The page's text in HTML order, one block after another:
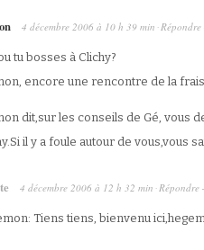
4 décembre 2006 à 10 h 39 min ·Répondre
tu bosses à Clichy?
encore une rencontre de la
dit,sur les conseils de Gé, vous
il y a foule autour de vous,vous
4 décembre 2006 à 12 h 32 min ·Répondre
Tiens tiens, bienvenu